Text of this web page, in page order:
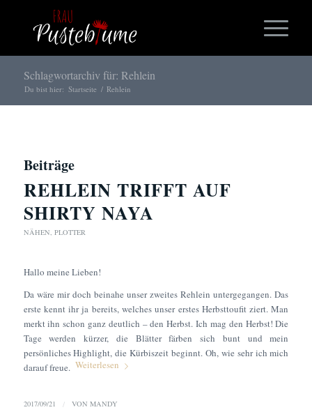
Schlagwortarchiv für: Rehlein
Du bist hier: Startseite / Rehlein
Beiträge
REHLEIN TRIFFT AUF
SHIRTY NAYA
NÄHEN, PLOTTER
Hallo meine Lieben!
Da wäre mir doch beinahe unser zweites Rehlein untergegangen. Das
erste kennt ihr ja bereits, welches unser erstes Herbsttoufit ziert. Man
merkt ihn schon ganz deutlich – den Herbst. Ich mag den Herbst! Die
Tage werden kürzer, die Blätter färben sich bunt und mein
persönliches Highlight, die Kürbiszeit beginnt. Oh, wie sehr ich mich
darauf freue. Weiterlesen
2017/09/21 / VON MANDY